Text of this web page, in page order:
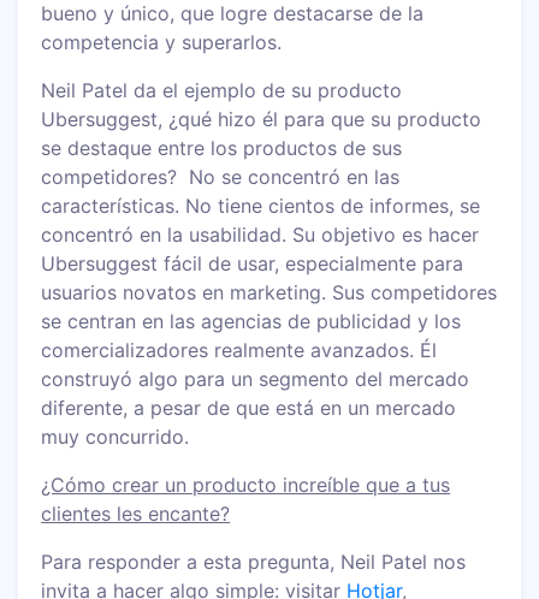
bueno y único, que logre destacarse de la
competencia y superarlos.
Neil Patel da el ejemplo de su producto
Ubersuggest, ¿qué hizo él para que su producto
se destaque entre los productos de sus
competidores? No se concentró en las
características. No tiene cientos de informes, se
concentró en la usabilidad. Su objetivo es hacer
Ubersuggest fácil de usar, especialmente para
usuarios novatos en marketing. Sus competidores
se centran en las agencias de publicidad y los
comercializadores realmente avanzados. Él
construyó algo para un segmento del mercado
diferente, a pesar de que está en un mercado
muy concurrido.
¿Cómo crear un producto increíble que a tus
clientes les encante?
Para responder a esta pregunta, Neil Patel nos
invita a hacer algo simple: visitar Hotjar,